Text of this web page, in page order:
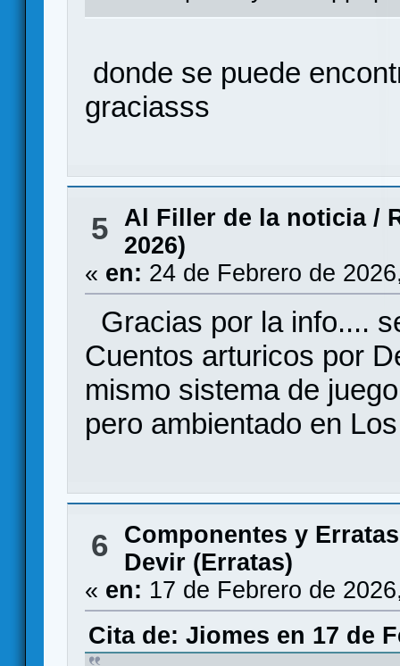
donde se puede
graciasss
5 Al Filler de la noticia/
2026)
« en: 24 de Febrero de
Gracias por la info....
Cuentos arturicos por
mismo sistema de
pero ambientado en
6 Componentes y Erratas
Devir (Erratas)
« en: 17 de Febrero de
Cita de: Jiomes en 17 de